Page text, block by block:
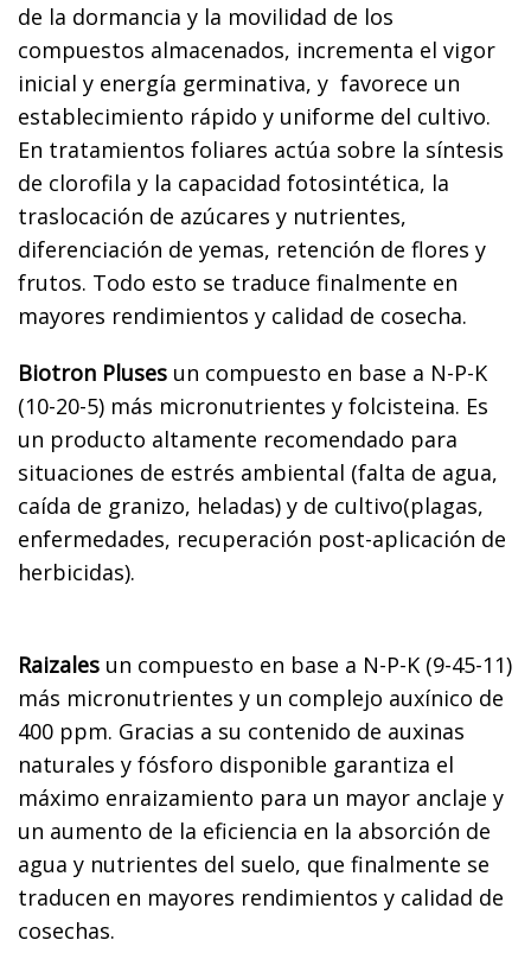
de la dormancia y la movilidad de los
compuestos almacenados, incrementa el vigor
inicial y energía germinativa, y favorece un
establecimiento rápido y uniforme del cultivo.
En tratamientos foliares actúa sobre la síntesis
de clorofila y la capacidad fotosintética, la
traslocación de azúcares y nutrientes,
diferenciación de yemas, retención de flores y
frutos. Todo esto se traduce finalmente en
mayores rendimientos y calidad de cosecha.
Biotron Pluses un compuesto en base a N-P-K
(10-20-5) más micronutrientes y folcisteina. Es
un producto altamente recomendado para
situaciones de estrés ambiental (falta de agua,
caída de granizo, heladas) y de cultivo(plagas,
enfermedades, recuperación post-aplicación de
herbicidas).
Raizales un compuesto en base a N-P-K (9-45-11)
más micronutrientes y un complejo auxínico de
400 ppm. Gracias a su contenido de auxinas
naturales y fósforo disponible garantiza el
máximo enraizamiento para un mayor anclaje y
un aumento de la eficiencia en la absorción de
agua y nutrientes del suelo, que finalmente se
traducen en mayores rendimientos y calidad de
cosechas.